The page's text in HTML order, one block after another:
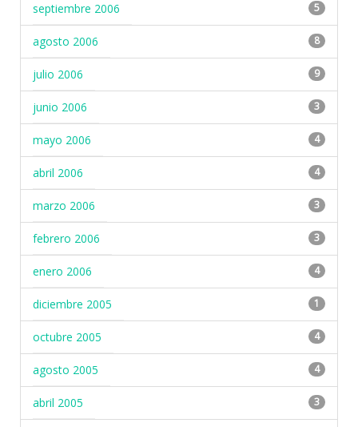
septiembre 2006 5
agosto 2006 8
julio 2006 9
junio 2006 3
mayo 2006 4
abril 2006 4
marzo 2006 3
febrero 2006 3
enero 2006 4
diciembre 2005 1
octubre 2005 4
agosto 2005 4
abril 2005 3